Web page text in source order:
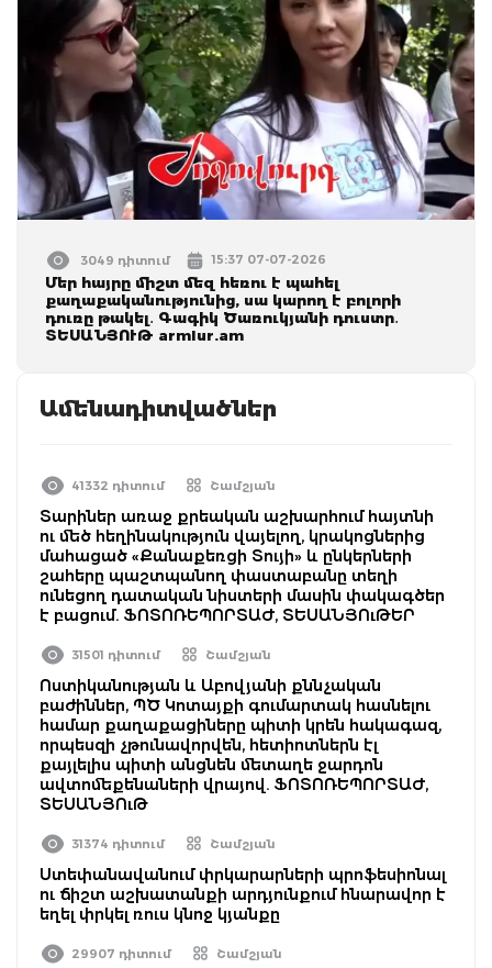
3049 դիտում 15:37 07-07-2026
Մեր հայրը միշտ մեզ հեռու է պահել
քաղաքականությունից, սա կարող է բոլորի
դուռը թակել․ Գագիկ Ծառուկյանի դուստր․
ՏԵՍԱՆՅՈՒԹ armlur.am
Ամենադիտվածներ
41332 դիտում Շամշյան
Տարիներ առաջ քրեական աշխարհում հայտնի
ու մեծ հեղինակություն վայելող, կրակոցներից
մահացած «Քանաքեռցի Տույի» և ընկերների
շահերը պաշտպանող փաստաբանը տեղի
ունեցող դատական նիստերի մասին փակագծեր
է բացում. ՖՈՏՈՌԵՊՈՐՏԱԺ, ՏԵՍԱՆՅՈւԹԵՐ
31501 դիտում Շամշյան
Ոստիկանության և Աբովյանի քննչական
բաժիններ, ՊԾ Կոտայքի գումարտակ հասնելու
համար քաղաքացիները պիտի կրեն հակագազ,
որպեսզի չթունավորվեն, հետիոտներն էլ
քայլելիս պիտի անցնեն մետաղե ջարդոն
ավտոմեքենաների վրայով. ՖՈՏՈՌԵՊՈՐՏԱԺ,
ՏԵՍԱՆՅՈւԹ
31374 դիտում Շամշյան
Ստեփանավանում փրկարարների պրոֆեսիոնալ
ու ճիշտ աշխատանքի արդյունքում հնարավոր է
եղել փրկել ռուս կնոջ կյանքը
29907 դիտում Շամշյան